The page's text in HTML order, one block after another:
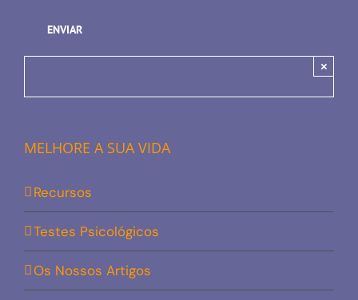
×
MELHORE A SUA VIDA
Recursos
Testes Psicológicos
Os Nossos Artigos